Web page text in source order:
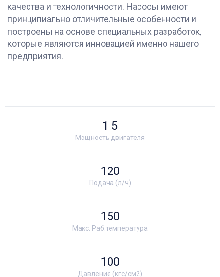
качества и технологичности. Насосы имеют
принципиально отличительные особенности и
построены на основе специальных разработок,
которые являются инновацией именно нашего
предприятия.
Мощность двигателя
1.5
Подача (л/ч)
120
Макс. Раб.температура
150
Давление (кгс/см2)
100